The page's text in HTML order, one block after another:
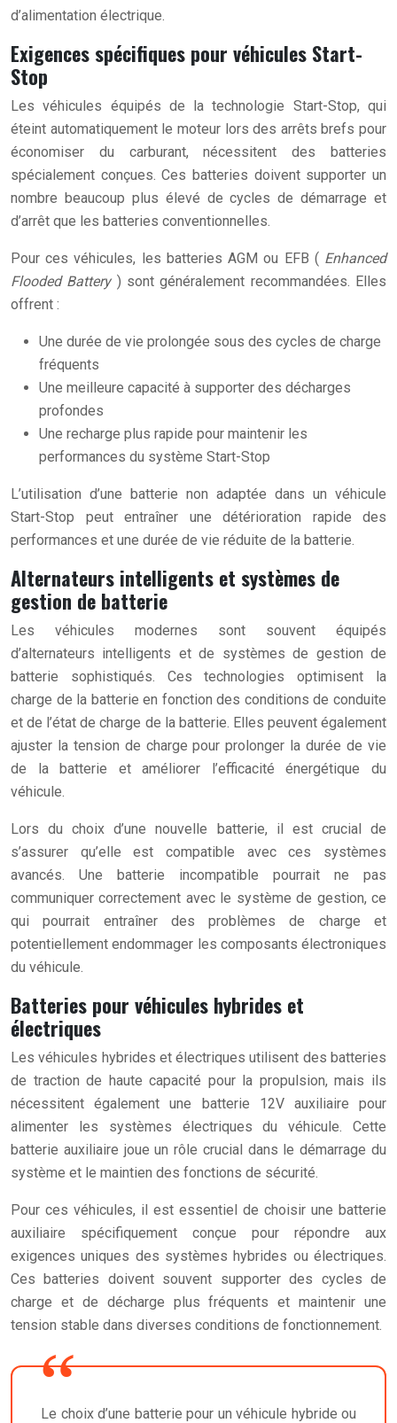
d’alimentation électrique.
Exigences spécifiques pour véhicules Start-
Stop
Les véhicules équipés de la technologie Start-Stop, qui
éteint automatiquement le moteur lors des arrêts brefs pour
économiser du carburant, nécessitent des batteries
spécialement conçues. Ces batteries doivent supporter un
nombre beaucoup plus élevé de cycles de démarrage et
d’arrêt que les batteries conventionnelles.
Pour ces véhicules, les batteries AGM ou EFB ( Enhanced
Flooded Battery ) sont généralement recommandées. Elles
offrent :
Une durée de vie prolongée sous des cycles de charge
fréquents
Une meilleure capacité à supporter des décharges
profondes
Une recharge plus rapide pour maintenir les
performances du système Start-Stop
L’utilisation d’une batterie non adaptée dans un véhicule
Start-Stop peut entraîner une détérioration rapide des
performances et une durée de vie réduite de la batterie.
Alternateurs intelligents et systèmes de
gestion de batterie
Les véhicules modernes sont souvent équipés
d’alternateurs intelligents et de systèmes de gestion de
batterie sophistiqués. Ces technologies optimisent la
charge de la batterie en fonction des conditions de conduite
et de l’état de charge de la batterie. Elles peuvent également
ajuster la tension de charge pour prolonger la durée de vie
de la batterie et améliorer l’efficacité énergétique du
véhicule.
Lors du choix d’une nouvelle batterie, il est crucial de
s’assurer qu’elle est compatible avec ces systèmes
avancés. Une batterie incompatible pourrait ne pas
communiquer correctement avec le système de gestion, ce
qui pourrait entraîner des problèmes de charge et
potentiellement endommager les composants électroniques
du véhicule.
Batteries pour véhicules hybrides et
électriques
Les véhicules hybrides et électriques utilisent des batteries
de traction de haute capacité pour la propulsion, mais ils
nécessitent également une batterie 12V auxiliaire pour
alimenter les systèmes électriques du véhicule. Cette
batterie auxiliaire joue un rôle crucial dans le démarrage du
système et le maintien des fonctions de sécurité.
Pour ces véhicules, il est essentiel de choisir une batterie
auxiliaire spécifiquement conçue pour répondre aux
exigences uniques des systèmes hybrides ou électriques.
Ces batteries doivent souvent supporter des cycles de
charge et de décharge plus fréquents et maintenir une
tension stable dans diverses conditions de fonctionnement.
Le choix d’une batterie pour un véhicule hybride ou